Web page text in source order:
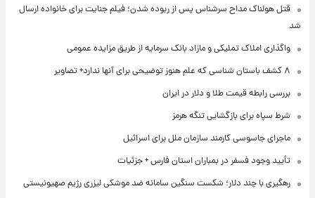
قتل هولناک مداح سرشناس پس از ربوده شدن؛ فیلم جنایت برای خانواده ارسال
شد
واگذاری املاک تملیکی و مازاد بانک سرمایه از طریق مزایده عمومی
۸ کشف باستان شناسی که علم هنوز توضیحی برای آنها ندارد+ تصاویر
بررسی رابطه قیمت طلا و دلار در ایران
شرط سپاه برای بازگشایی تنگه هرمز
ماجرای جاسوسی کارمند سازمان ملل برای اسرائیل
تأیید وجود فسفر در بمباران استان فارس + جزئیات
رهگیری با چند دلار؛ شکست سنگین سامانه ضد موشکی لیزری رژیم صهیونیستی